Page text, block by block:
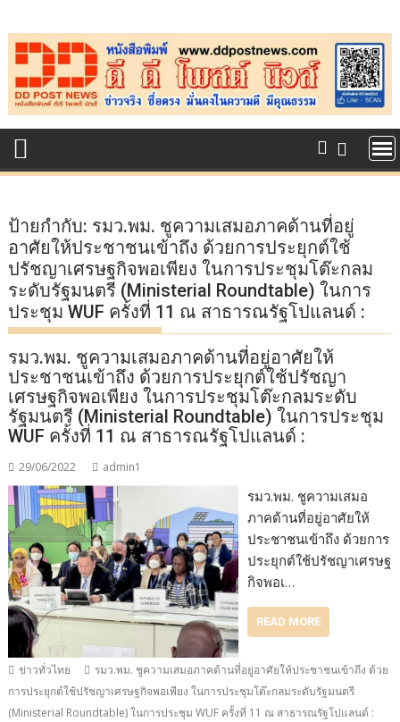
to
content
ป้ายกำกับ: รมว.พม. ชูความเสมอภาคด้านที่อยู่
อาศัยให้ประชาชนเข้าถึง ด้วยการประยุกต์ใช้
ปรัชญาเศรษฐกิจพอเพียง ในการประชุมโต๊ะกลม
ระดับรัฐมนตรี (Ministerial Roundtable) ในการ
ประชุม WUF ครั้งที่ 11 ณ สาธารณรัฐโปแลนด์ :
รมว.พม. ชูความเสมอภาคด้านที่อยู่อาศัยให้
ประชาชนเข้าถึง ด้วยการประยุกต์ใช้ปรัชญา
เศรษฐกิจพอเพียง ในการประชุมโต๊ะกลมระดับ
รัฐมนตรี (Ministerial Roundtable) ในการประชุม
WUF ครั้งที่ 11 ณ สาธารณรัฐโปแลนด์ :
29/06/2022 admin1
รมว.พม. ชูความเสมอ
ภาคด้านที่อยู่อาศัยให้
ประชาชนเข้าถึง ด้วยการ
ประยุกต์ใช้ปรัชญาเศรษฐ
กิจพอเ…
READ MORE
ข่าวทั่วไทย
รมว.พม. ชูความเสมอภาคด้านที่อยู่อาศัยให้ประชาชนเข้าถึง ด้วย
การประยุกต์ใช้ปรัชญาเศรษฐกิจพอเพียง ในการประชุมโต๊ะกลมระดับรัฐมนตรี
(Ministerial Roundtable) ในการประชุม WUF ครั้งที่ 11 ณ สาธารณรัฐโปแลนด์ :